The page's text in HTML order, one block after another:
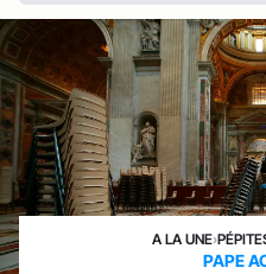
A LA UNE›
PAPE